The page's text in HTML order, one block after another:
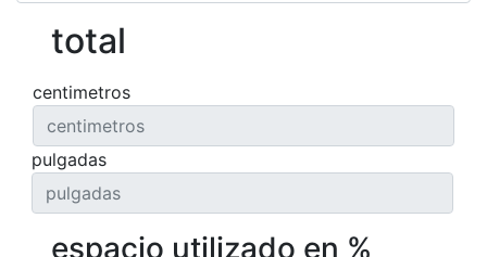
total
centimetros
pulgadas
espacio utilizado en %